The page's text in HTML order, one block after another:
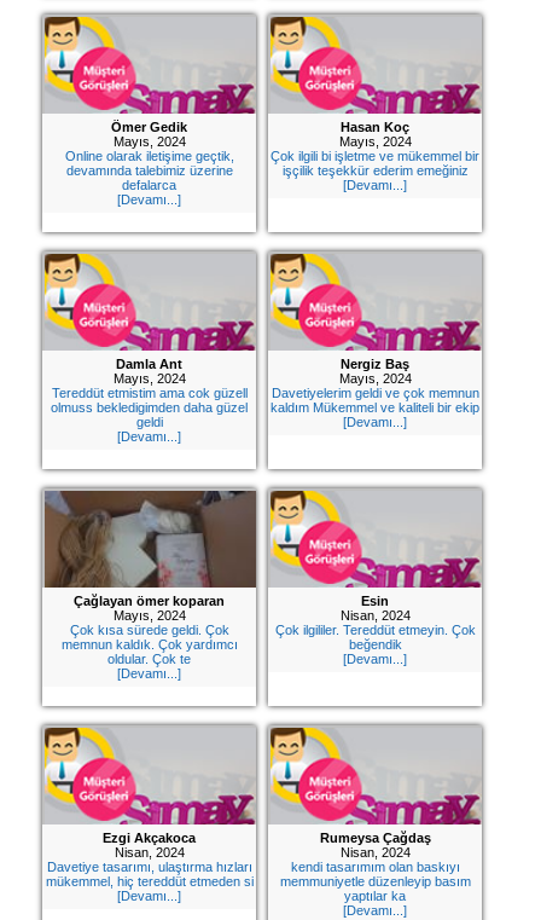
Ömer Gedik
Mayıs, 2024
Online olarak iletişime geçtik,
devamında talebimiz üzerine
defalarca
[Devamı...]
Hasan Koç
Mayıs, 2024
Çok ilgili bi işletme ve mükemmel bir
işçilik teşekkür ederim emeğiniz
[Devamı...]
Damla Ant
Mayıs, 2024
Tereddüt etmistim ama cok güzell
olmuss bekledigimden daha güzel
geldi
[Devamı...]
Nergiz Baş
Mayıs, 2024
Davetiyelerim geldi ve çok memnun
kaldım Mükemmel ve kaliteli bir ekip
[Devamı...]
Çağlayan ömer koparan
Mayıs, 2024
Çok kısa sürede geldi. Çok
memnun kaldık. Çok yardımcı
oldular. Çok te
[Devamı...]
Esin
Nisan, 2024
Çok ilgililer. Tereddüt etmeyin. Çok
beğendik
[Devamı...]
Ezgi Akçakoca
Nisan, 2024
Davetiye tasarımı, ulaştırma hızları
mükemmel, hiç tereddüt etmeden si
[Devamı...]
Rumeysa Çağdaş
Nisan, 2024
kendi tasarımım olan baskıyı
memmuniyetle düzenleyip basım
yaptılar ka
[Devamı...]